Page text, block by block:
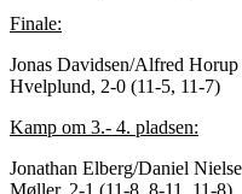
Finale:
Jonas Davidsen/Alfred
Hvelplund, 2-0 (11-5, 11-7)
Kamp om 3.- 4. pladsen:
Jonathan Elberg/Daniel
Møller, 2-1 (11-8, 8-11, 11-8)